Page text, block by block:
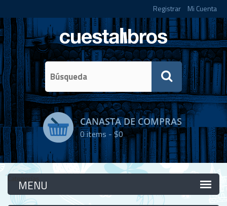
Registrar Mi Cuenta
CANASTA DE COMPRAS
0items -$0
Categorías